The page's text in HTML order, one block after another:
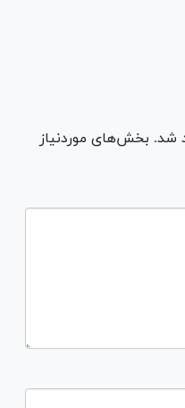
شد. بخش‌های موردنیاز